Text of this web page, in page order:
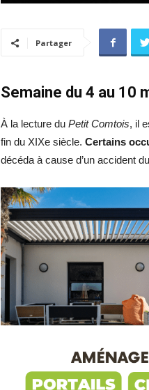
Partager
Semaine du 4 au 10
À la lecture du Petit Comtois, il
fin du XIXe siècle. Certains
décéda à cause d’un accident